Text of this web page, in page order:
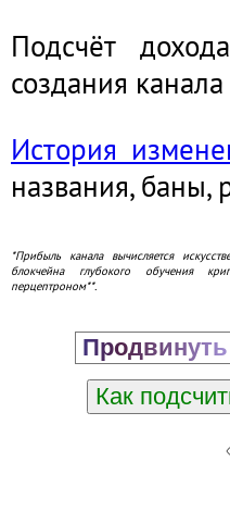
Подсчёт
создания
История
названия, баны,
*Прибыль канала вычисляется
блокчейна глубокого обучения
перцептроном**.
Как